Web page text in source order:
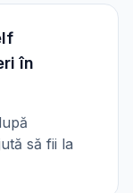
în
să fii la